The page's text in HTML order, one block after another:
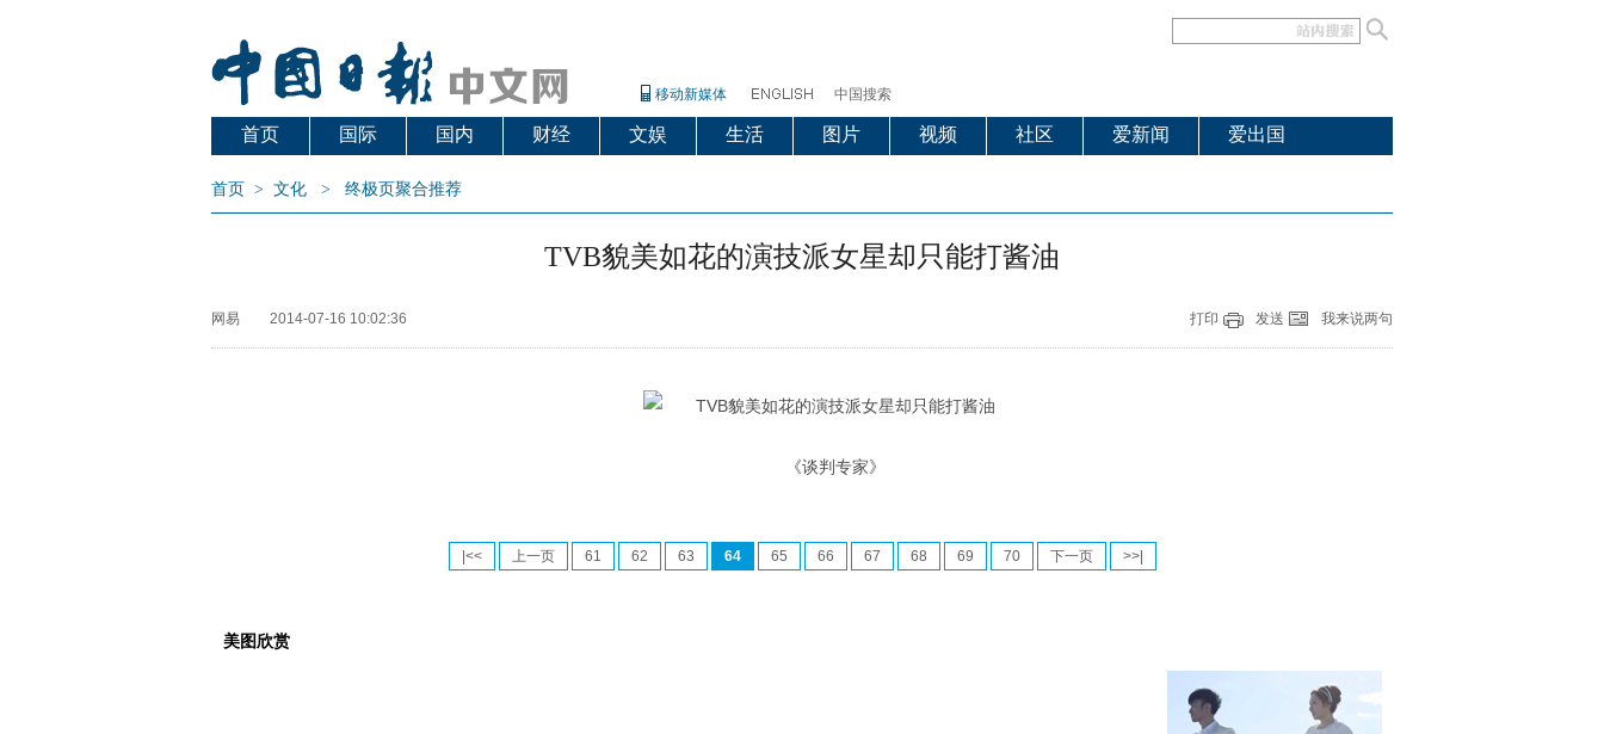
移动新媒体 中国搜索
首页 国际 国内 财经 文娱 生活 图片 视频 社区 爱新闻 爱出国
首页 > 文化 > 终极页聚合推荐
TVB貌美如花的演技派女星却只能打酱油
网易 2014-07-16 10:02:36 打印 发送 我来说两句
《谈判专家》
|<< 上一页 61 62 63 64 65 66 67 68 69 70 下一页 >>|
美图欣赏